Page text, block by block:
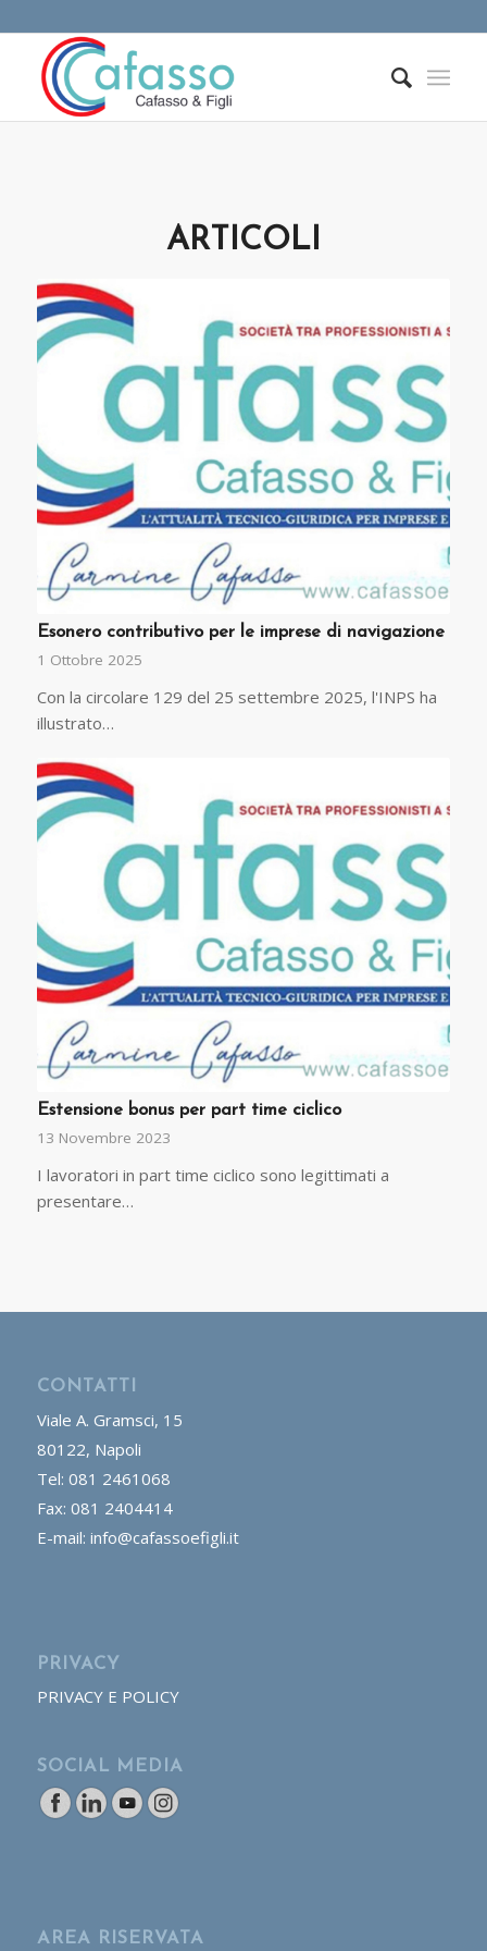
ARTICOLI
Esonero contributivo per le imprese di navigazione
1 Ottobre 2025
Con la circolare 129 del 25 settembre 2025, l'INPS ha
illustrato…
Estensione bonus per part time ciclico
13 Novembre 2023
I lavoratori in part time ciclico sono legittimati a
presentare…
CONTATTI
Viale A. Gramsci, 15
80122, Napoli
Tel: 081 2461068
Fax: 081 2404414
E-mail: info@cafassoefigli.it
PRIVACY
PRIVACY E POLICY
SOCIAL MEDIA
AREA RISERVATA